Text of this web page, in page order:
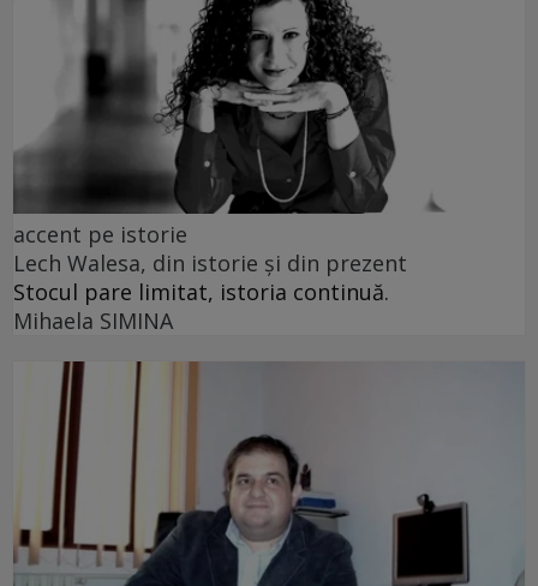
accent pe istorie
Lech Walesa, din istorie și din prezent
Stocul pare limitat, istoria continuă.
Mihaela SIMINA